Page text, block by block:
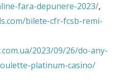
fara-depunere-2023/,
bilete-cfr-fcsb-remi-
2023/09/26/do-any-
platinum-casino/